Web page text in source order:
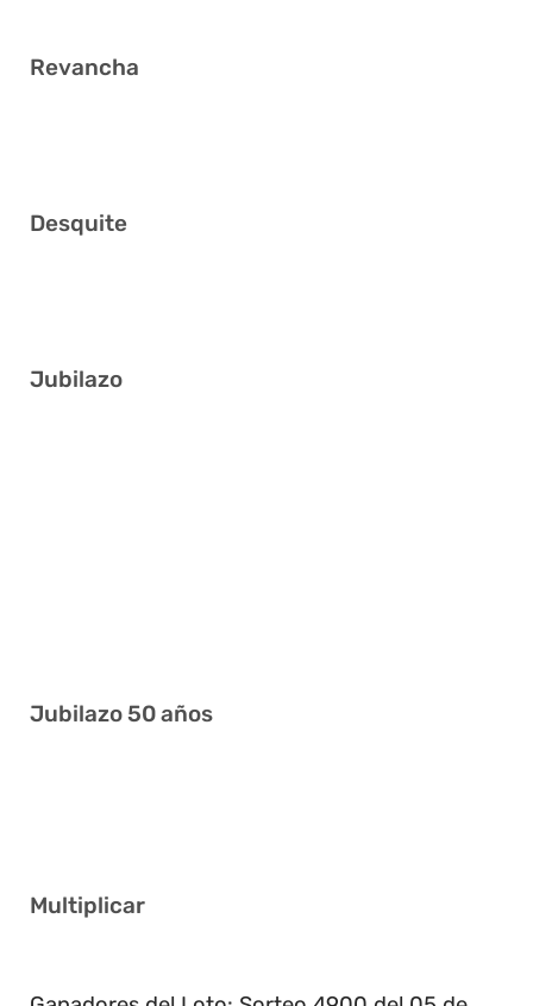
Revancha
Desquite
Jubilazo
Jubilazo 50 años
Multiplicar